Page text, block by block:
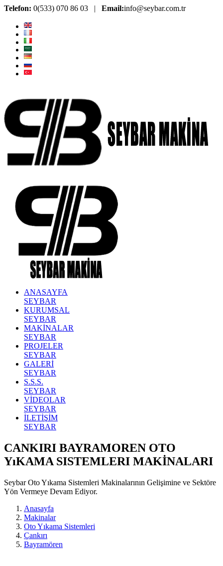
Telefon: 0(533) 070 86 03 | Email:info@seybar.com.tr
ANASAYFA
SEYBAR
KURUMSAL
SEYBAR
MAKİNALAR
SEYBAR
PROJELER
SEYBAR
GALERİ
SEYBAR
S.S.S.
SEYBAR
VİDEOLAR
SEYBAR
İLETİŞİM
SEYBAR
CANKIRI BAYRAMOREN OTO
YıKAMA SISTEMLERI MAKİNALARI
Seybar Oto Yıkama Sistemleri Makinalarının Gelişimine ve Sektöre
Yön Vermeye Devam Ediyor.
Anasayfa
Makinalar
Oto Yıkama Sistemleri
Çankırı
Bayramören